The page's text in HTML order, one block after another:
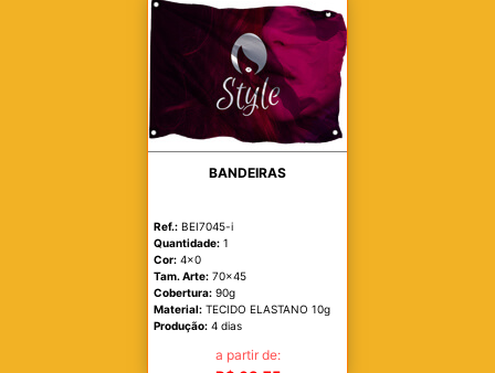
BANDEIRAS
Ref.: BEI7045-i
Quantidade: 1
Cor: 4x0
Tam. Arte: 70x45
Cobertura: 90g
Material: TECIDO ELASTANO 10g
Produção: 4 dias
a partir de: